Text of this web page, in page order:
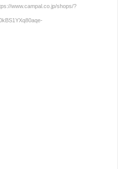
www.campal.co.jp/shops/?